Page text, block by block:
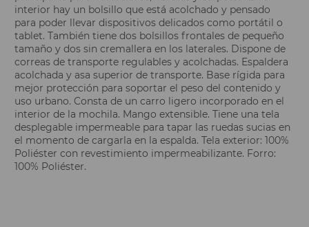
interior hay un bolsillo que está acolchado y pensado
para poder llevar dispositivos delicados como portátil o
tablet. También tiene dos bolsillos frontales de pequeño
tamaño y dos sin cremallera en los laterales. Dispone de
correas de transporte regulables y acolchadas. Espaldera
acolchada y asa superior de transporte. Base rígida para
mejor protección para soportar el peso del contenido y
uso urbano. Consta de un carro ligero incorporado en el
interior de la mochila. Mango extensible. Tiene una tela
desplegable impermeable para tapar las ruedas sucias en
el momento de cargarla en la espalda. Tela exterior: 100%
Poliéster con revestimiento impermeabilizante. Forro:
100% Poliéster.